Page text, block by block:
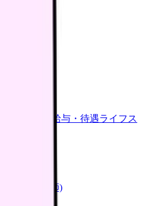
給与・待遇ライフス
(病棟看護師)